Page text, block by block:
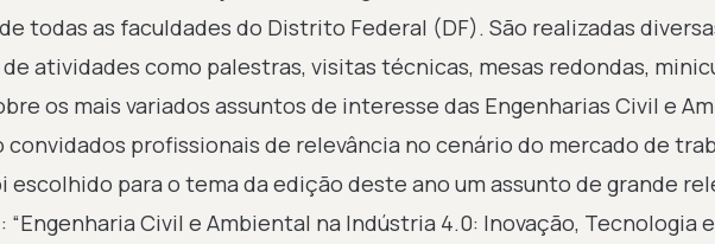
todas as faculdades do Distrito Federal (DF). São realizadas
atividades como palestras, visitas técnicas, mesas redondas,
os mais variados assuntos de interesse das Engenharias Civil e
convidados profissionais de relevância no cenário do mercado de
escolhido para o tema da edição deste ano um assunto de grande
“Engenharia Civil e Ambiental na Indústria 4.0: Inovação, Tecnologia e